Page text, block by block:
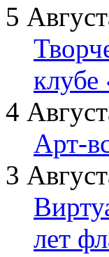
5
клубе
4
Арт-
3
лет